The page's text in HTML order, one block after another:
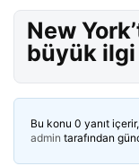
New
büyük ilgi
Bu konu 0 yanıt
admin tarafından